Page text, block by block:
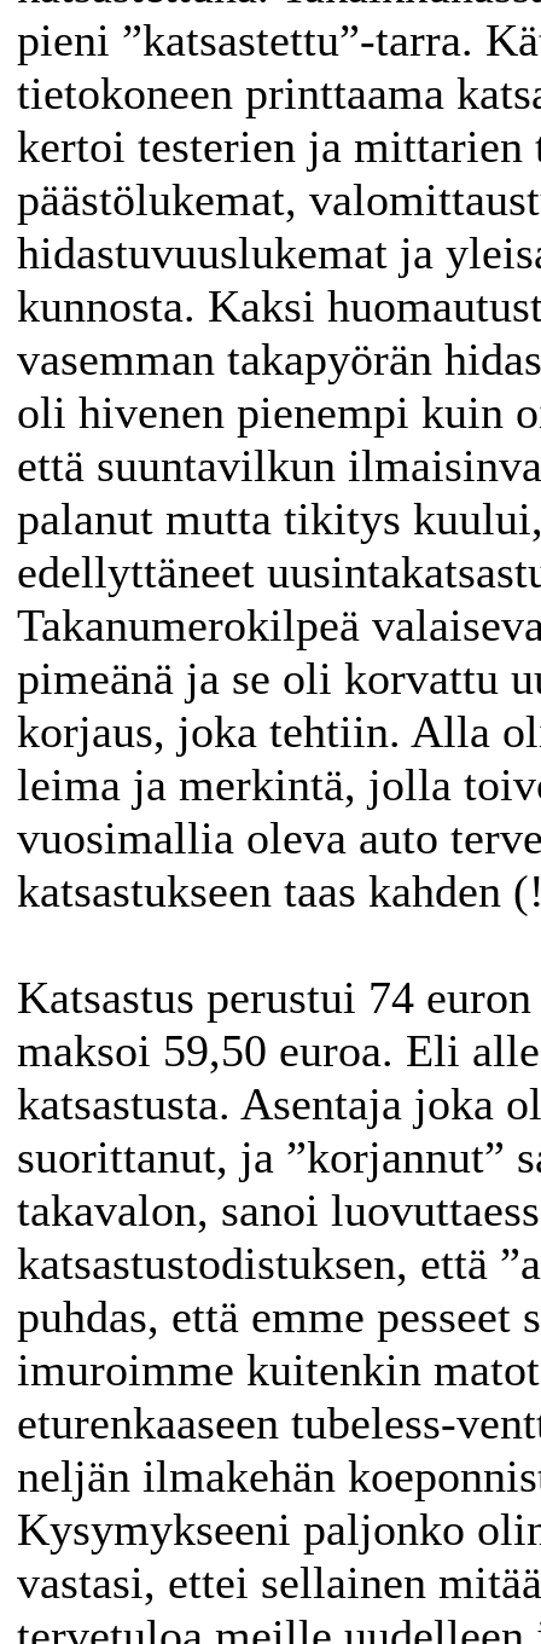
pieni ”katsastettu”-tarra.
tietokoneen printtaama
kertoi testerien ja mittarien
päästölukemat,
hidastuvuuslukemat ja
kunnosta. Kaksi
vasemman takapyörän
oli hivenen pienempi kuin
että suuntavilkun
palanut mutta tikitys
edellyttäneet
Takanumerokilpeä
pimeänä ja se oli korvattu
korjaus, joka tehtiin. Alla
leima ja merkintä, jolla
vuosimallia oleva auto
katsastukseen taas kahden
Katsastus perustui 74
maksoi 59,50 euroa. Eli
katsastusta. Asentaja joka
suorittanut, ja ”korjannut”
takavalon, sanoi
katsastustodistuksen, että
puhdas, että emme pesseet
imuroimme kuitenkin
eturenkaaseen tubeless-
neljän ilmakehän
Kysymykseeni paljonko
vastasi, ettei sellainen